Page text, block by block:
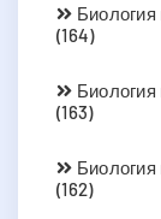
(164)
(163)
(162)